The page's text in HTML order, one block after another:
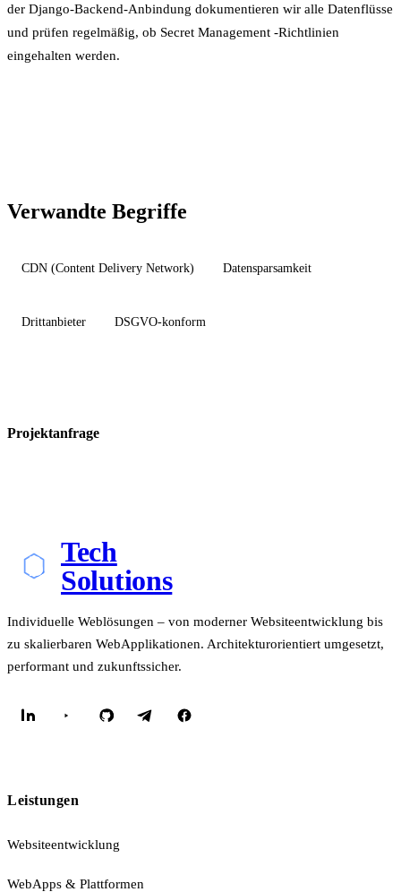
der Django-Backend-Anbindung dokumentieren wir alle Datenflüsse
und prüfen regelmäßig, ob Secret Management -Richtlinien
eingehalten werden.
Verwandte Begriffe
CDN (Content Delivery Network) Datensparsamkeit
Drittanbieter DSGVO-konform
Projektanfrage
Tech
Solutions
Individuelle Weblösungen – von moderner Websiteentwicklung bis
zu skalierbaren WebApplikationen. Architekturorientiert umgesetzt,
performant und zukunftssicher.
Leistungen
Websiteentwicklung
WebApps & Plattformen